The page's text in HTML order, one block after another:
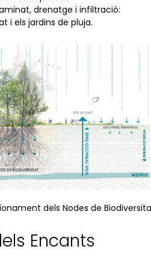
drenatge i infiltració:
i els jardins de pluja.
dels Nodes de
Encants